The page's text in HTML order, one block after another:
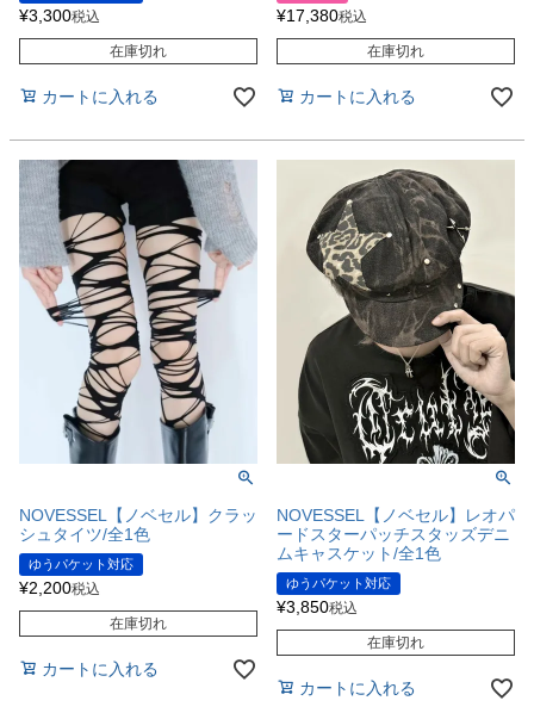
¥3,300税込
在庫切れ
カートに入れる
¥17,380税込
在庫切れ
カートに入れる
NOVESSEL【ノベセル】クラッ
シュタイツ/全1色
ゆうパケット対応
¥2,200税込
在庫切れ
カートに入れる
NOVESSEL【ノベセル】レオパ
ードスターパッチスタッズデニ
ムキャスケット/全1色
ゆうパケット対応
¥3,850税込
在庫切れ
カートに入れる